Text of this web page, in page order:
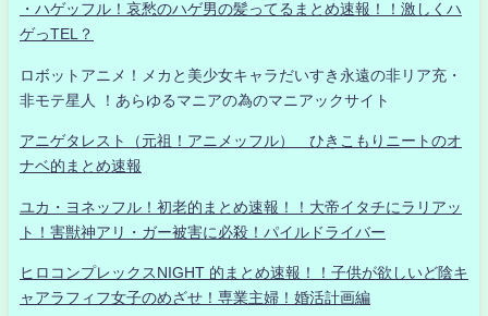
・ハゲッフル！哀愁のハゲ男の髪ってるまとめ速報！！激しくハ
ゲっTEL？
ロボットアニメ！メカと美少女キャラだいすき永遠の非リア充・
非モテ星人 ！あらゆるマニアの為のマニアックサイト
アニゲタレスト（元祖！アニメッフル） ひきこもりニートのオ
ナベ的まとめ速報
ユカ・ヨネッフル！初老的まとめ速報！！大帝イタチにラリアッ
ト！害獣神アリ・ガー被害に必殺！パイルドライバー
ヒロコンプレックスNIGHT 的まとめ速報！！子供が欲しいど陰キ
ャアラフィフ女子のめざせ！専業主婦！婚活計画編